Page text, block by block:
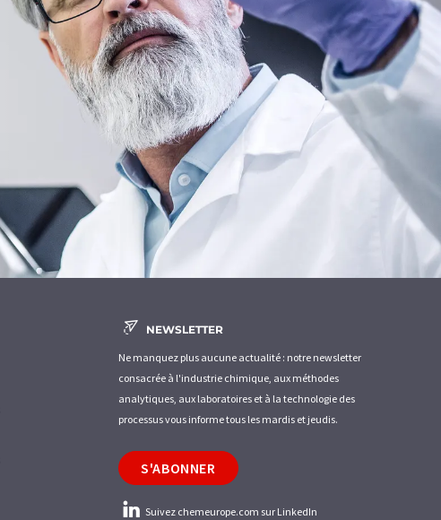
NEWSLETTER
Ne manquez plus aucune actualité : notre newsletter
consacrée à l'industrie chimique, aux méthodes
analytiques, aux laboratoires et à la technologie des
processus vous informe tous les mardis et jeudis.
S'ABONNER
Suivez chemeurope.com sur LinkedIn